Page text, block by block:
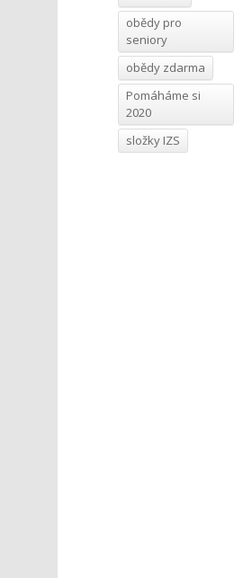
obědy pro
seniory
obědy zdarma
Pomáháme si
2020
složky IZS